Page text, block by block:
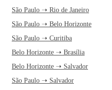
São Paulo ➝ Rio de Janeiro
São Paulo ➝ Belo Horizonte
São Paulo ➝ Curitiba
Belo Horizonte ➝ Brasília
Belo Horizonte ➝ Salvador
São Paulo ➝ Salvador